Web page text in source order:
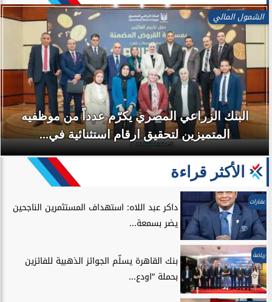
الشمول المالي
البنك الزراعي المصري يكرّم عدداً من موظفيه
المتميزين لتحقيق ارقام استثنائية في...
الأكثر قراءة
عقارات
داكر عبد اللاه: استهداف المستثمرين الناجحين
يضر بسمعة...
رياضة
بنك القاهرة يسلّم الجوائز الذهبية للفائزين
بحملة “اودع...